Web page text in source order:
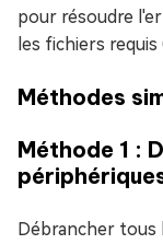
pour résoudre
les fichiers requis
Méthodes
Méthode 1 :
Débrancher tous